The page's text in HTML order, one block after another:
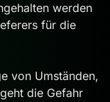
werden
für die
von Umständen,
die Gefahr